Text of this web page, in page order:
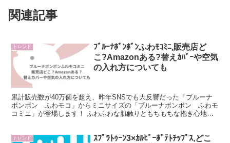
関連記事
トレンド
ﾌﾞﾙｰﾅﾎﾞﾝﾎﾞﾝふわﾓｺﾐﾆ,販売店ど
こ?Amazonある?替えｶﾊﾞｰや空気
の入れ方についても
累計販売数が40万個を超え、昨年SNSでも大反響だった「ブルーナ
ボンボン ふわモコ」からミニサイズの「ブルーナボンボン ふわモ
コミニ」が登場します！ ふわふわな肌触りともちもちな抱き心地
トレンド
ｽﾌﾟﾗﾄｩｰﾝ3×ｶﾙﾋﾞｰﾎﾟﾃﾄﾁｯﾌﾟｽ,どこ